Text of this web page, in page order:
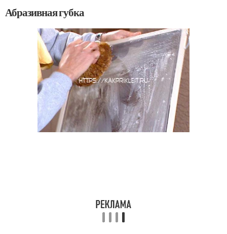
Абразивная губка